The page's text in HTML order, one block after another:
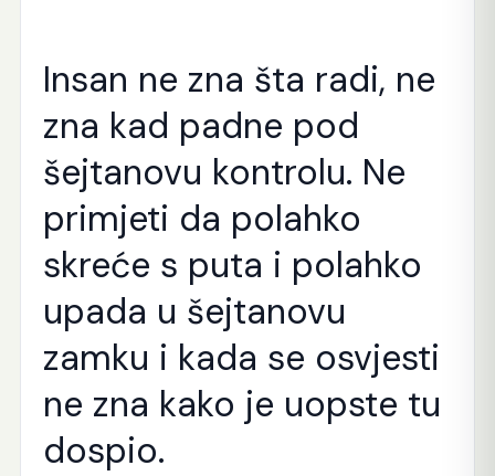
Insan ne zna šta radi, ne
zna kad padne pod
šejtanovu kontrolu. Ne
primjeti da polahko
skreće s puta i polahko
upada u šejtanovu
zamku i kada se osvjesti
ne zna kako je uopste tu
dospio.